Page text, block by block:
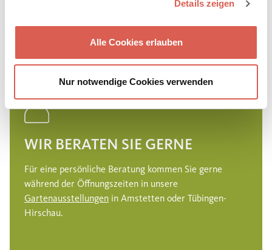
Details zeigen
Alle Cookies erlauben
Nur notwendige Cookies verwenden
WIR BERATEN SIE GERNE
Für eine persönliche Beratung kommen Sie gerne
während der Öffnungszeiten in unsere
Gartenausstellungen in Amstetten oder Tübingen-
Hirschau.